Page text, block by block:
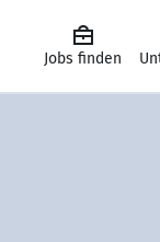
Jobs finden